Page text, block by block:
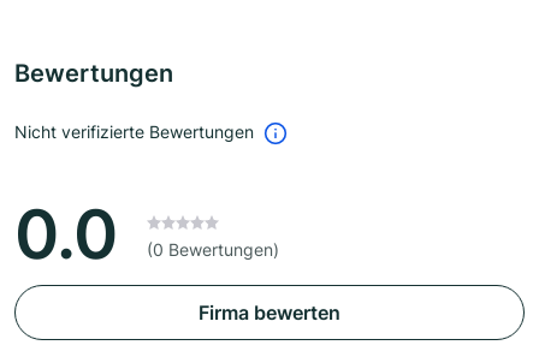
Bewertungen
Nicht verifizierte Bewertungen
0.0 (0 Bewertungen)
Firma bewerten